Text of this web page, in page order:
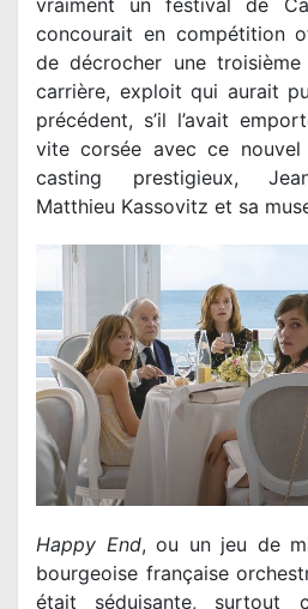
vraiment un festival de
concourait en compétition
de décrocher une troisième
carrière, exploit qui aurait
précédent, s’il l’avait
vite corsée avec ce
casting prestigieux,
Matthieu Kassovitz et sa
Happy End, ou un jeu de
bourgeoise française
était séduisante, surtout